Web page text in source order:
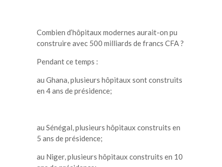
Combien d’hôpitaux modernes aurait-on pu
construire avec 500 milliards de francs CFA ?
Pendant ce temps :
au Ghana, plusieurs hôpitaux sont construits
en 4 ans de présidence;
au Sénégal, plusieurs hôpitaux construits en
5 ans de présidence;
au Niger, plusieurs hôpitaux construits en 10